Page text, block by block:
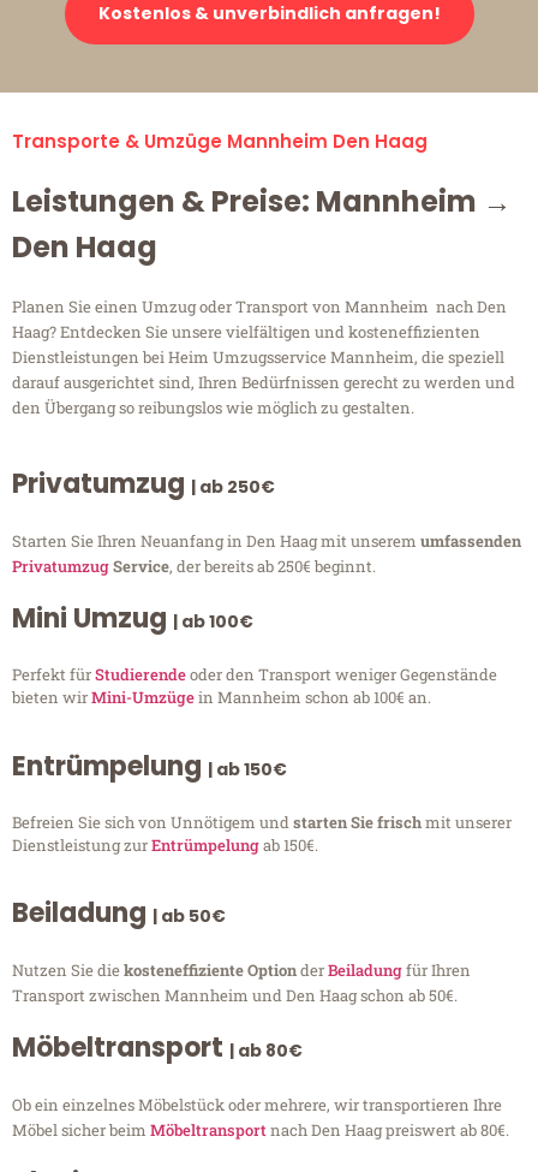
Kostenlos & unverbindlich anfragen!
Transporte & Umzüge Mannheim Den Haag
Leistungen & Preise: Mannheim →
Den Haag
Planen Sie einen Umzug oder Transport von Mannheim nach Den
Haag? Entdecken Sie unsere vielfältigen und kosteneffizienten
Dienstleistungen bei Heim Umzugsservice Mannheim, die speziell
darauf ausgerichtet sind, Ihren Bedürfnissen gerecht zu werden und
den Übergang so reibungslos wie möglich zu gestalten.
Privatumzug | ab 250€
Starten Sie Ihren Neuanfang in Den Haag mit unserem umfassenden
PrivatumzugService, der bereits ab 250€ beginnt.
Mini Umzug | ab 100€
Perfekt fürStudierendeoder den Transport weniger Gegenstände
bieten wirMini-Umzügein Mannheim schon ab 100€ an.
Entrümpelung | ab 150€
Befreien Sie sich von Unnötigem undstarten Sie frischmit unserer
Dienstleistung zurEntrümpelungab 150€.
Beiladung | ab 50€
Nutzen Sie diekosteneffiziente OptionderBeiladungfür Ihren
Transport zwischen Mannheim und Den Haag schon ab 50€.
Möbeltransport | ab 80€
Ob ein einzelnes Möbelstück oder mehrere, wir transportieren Ihre
Möbel sicher beim Möbeltransportnach Den Haag preiswert ab 80€.